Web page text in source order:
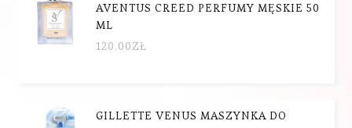
AVENTUS CREED PERFUMY MĘSKIE 50
ML
120.00ZŁ
GILLETTE VENUS MASZYNKA DO